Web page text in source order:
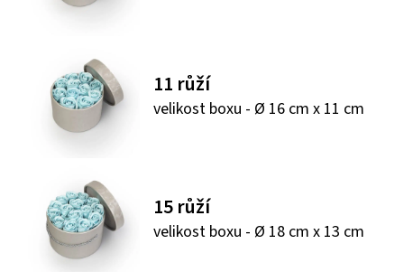
11 růží
velikost boxu - Ø 16 cm x 11 cm
15 růží
velikost boxu - Ø 18 cm x 13 cm